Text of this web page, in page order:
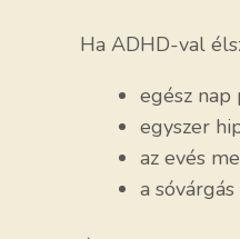
Ha ADHD-val
egész nap
egyszer
az evés
a